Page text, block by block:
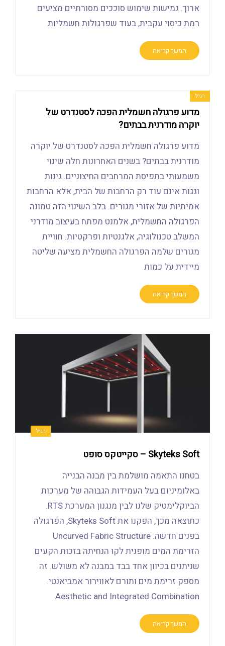
ארוך. גמישות שימוש סוככים מסורתיים מציעים
רמת כיסוי עקבית, בעוד שפרגולות חשמליות
המשך קריאה
רגיל
מדוע פרגולה חשמלית הפכה לסטנדרט של
יוקרה מודרנית בבתים?
מדוע פרגולה חשמלית הפכה לסטנדרט של יוקרה
מודרנית בבתים? בשנים האחרונות חלה שינוי
משמעותי בתפיסת המרחבים החיצוניים. גינות
וגגות אינם עוד רק הרחבות של הבית, אלא הרחבות
אמיתיות של אזורי מגורים. בלב השינוי הזה טמונה
הפרגולה החשמלית, אלמנט מפתח בעיצוב מודרני
המשלב טכנולוגיה, אלגנטיות ופרקטיות. חוויית
מגורים שלמה הפרגולה החשמלית מציעה שליטה
מיידית על כמות
המשך קריאה
רגיל
Skyteks Soft – סקייטקס סופט
בטחנו התאמה מושלמת בין מבנה הבנייה
באלומיניום בעל העמידות הגבוהה של מערכות
הביוקלימטיק שלנו לבין מנגנון המערכת RTS.
כתוצאה מכך, הפקנו את Skyteks Soft, הפרגולה
בפנים חדשה. Uncurved Fabric Structure
הזרימת המים מופנית לקו הנחיתה בזכות הקעים
שניתנים בכיוון אחד בבד במבנה לא משולש. זה
מספק זרימת מים ותורם לאווירור אמביאנטי.
Aesthetic and Integrated Combination
המשך קריאה